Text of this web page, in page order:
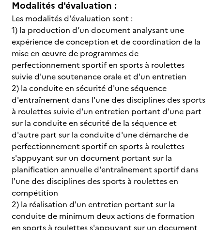
Modalités d'évaluation :
Les modalités d'évaluation sont :
1) la production d’un document analysant une
expérience de conception et de coordination de la
mise en œuvre de programmes de
perfectionnement sportif en sports à roulettes
suivie d'une soutenance orale et d'un entretien
2) la conduite en sécurité d'une séquence
d'entraînement dans l'une des disciplines des sports
à roulettes suivie d'un entretien portant d'une part
sur la conduite en sécurité de la séquence et
d'autre part sur la conduite d'une démarche de
perfectionnement sportif en sports à roulettes
s'appuyant sur un document portant sur la
planification annuelle d'entraînement sportif dans
l'une des disciplines des sports à roulettes en
compétition
2) la réalisation d'un entretien portant sur la
conduite de minimum deux actions de formation
en sports à roulettes s'appuyant sur un document